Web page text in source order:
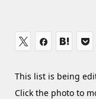
This list is being
Click the photo to